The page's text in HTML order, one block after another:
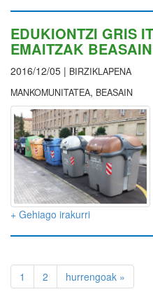
EDUKIONTZI GRIS
EMAITZAK
2016/12/05 | BIRZIKLAPENA
MANKOMUNITATEA, BEASAIN
+ Gehiago irakurri
1 2 hurrengoak »